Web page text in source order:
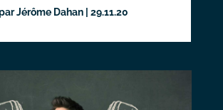
Jérôme Dahan| 29.11.20